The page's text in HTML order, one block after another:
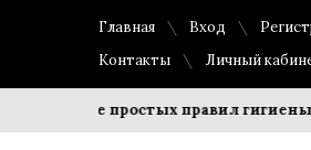
Главная Вход
Контакты
Личный
простых правил гигиены